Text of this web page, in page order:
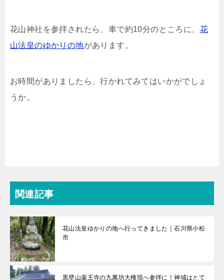
花山神社を参拝されたら、車で約10分のところに、 花
山法皇のゆかりの地があります。
お時間がありましたら、行かれてみてはいかがでしょ
うか。
関連記事
花山法皇ゆかりの地へ行ってきました｜石川県小松
市
黒壁山薬王寺の九萬坊大権現へ参拝に！神域はとて